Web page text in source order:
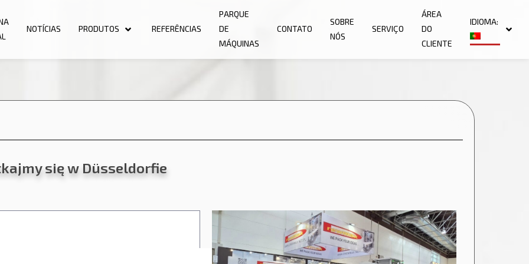
NOTÍCIAS PRODUTOS REFERÊNCIAS
PARQUE
DE
MÁQUINAS
CONTATO
SOBRE
NÓS
SERVIÇO
ÁREA
DO
CLIENTE
IDIOMA:
się w Düsseldorfie